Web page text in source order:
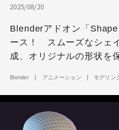
2025/08/20
Blenderアドオン「
ース！ スムーズなシェ
成、オリジナルの形状を
Blender アニメーション モデリン